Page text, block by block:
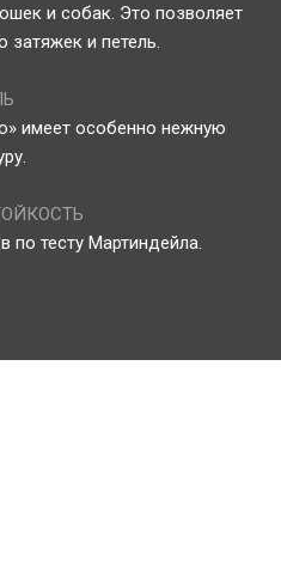
и собак. Это позволяет
затяжек и петель.
имеет особенно нежную
по тесту Мартиндейла.